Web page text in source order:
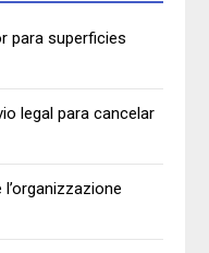
para superficies
legal para cancelar